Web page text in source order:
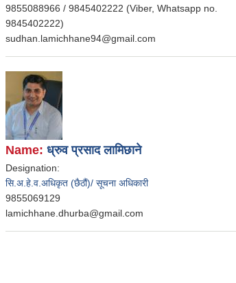
9855088966 / 9845402222 (Viber, Whatsapp no.
9845402222)
sudhan.lamichhane94@gmail.com
Name: ध्रुव प्रसाद लामिछाने
Designation:
सि.अ.हे.व.अधिकृत (छैठौं)/ सूचना अधिकारी
9855069129
lamichhane.dhurba@gmail.com